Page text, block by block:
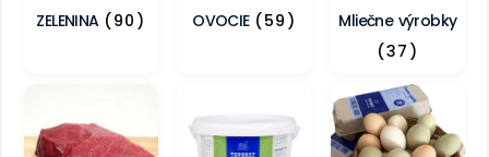
ZELENINA (90) OVOCIE (59)
Mliečne výrobky
(37)